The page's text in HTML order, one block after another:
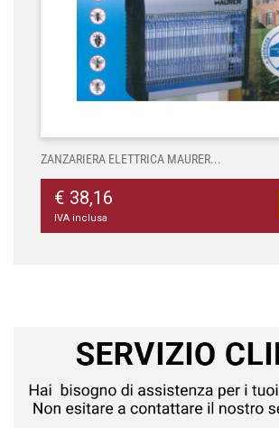
ZANZARIERA ELETTRICA MAURER...
€ 38,16
IVA inclusa